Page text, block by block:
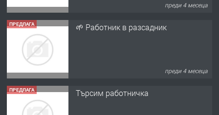
преди 4 месеца
ПРЕДЛАГА 🌱 Работник в разсадник
преди 4 месеца
ПРЕДЛАГА Търсим работничка